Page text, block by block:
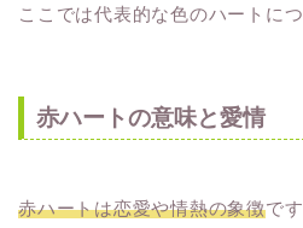
ここでは代表的な色のハートに
赤ハートの意味と愛情
赤ハートは恋愛や情熱の象徴です